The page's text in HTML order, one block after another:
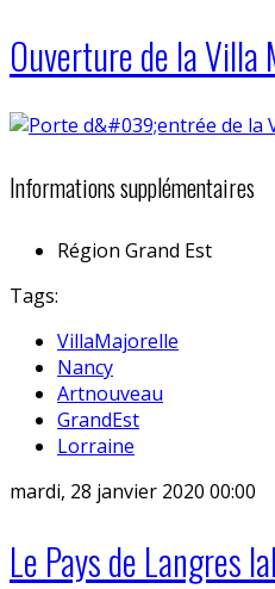
Ouverture de la Villa
Informations supplémentaires
Région Grand Est
Tags:
VillaMajorelle
Nancy
Artnouveau
GrandEst
Lorraine
mardi, 28 janvier 2020 00:00
Le Pays de Langres